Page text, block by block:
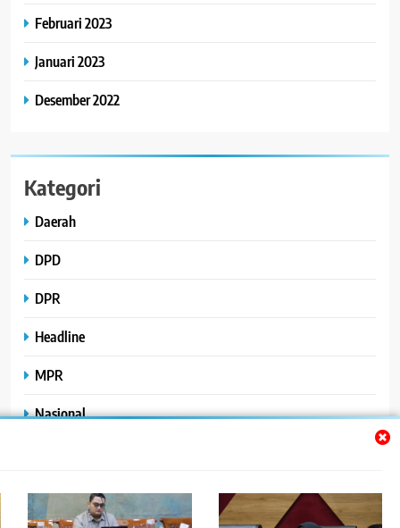
Februari 2023
Januari 2023
Desember 2022
Kategori
Daerah
DPD
DPR
Headline
MPR
Nasional
Polhukam